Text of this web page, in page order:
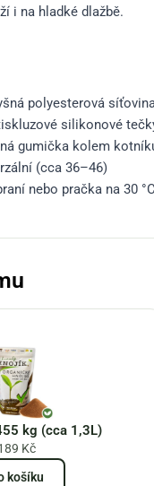
i na hladké dlažbě.
polyesterová
silikonové
gumička kolem
(cca 36–46)
nebo pračka na 30 °C
kg (cca 1,3L)
Kč
košíku